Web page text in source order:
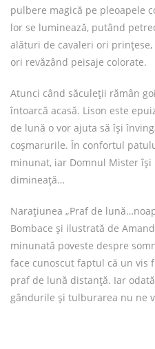
pulbere magică pe pleoapele
lor se luminează, putând
alături de cavaleri ori
ori revăzând peisaje colorate.
Atunci când săculeții rămân
întoarcă acasă. Lison este
de lună o vor ajuta să își
coșmarurile. În confortul
minunat, iar Domnul Mister
dimineață…
Narațiunea „Praf de
Bombace și ilustrată de
minunată poveste despre
face cunoscut faptul că un vis
praf de lună distanță. Iar
gândurile și tulburarea nu ne